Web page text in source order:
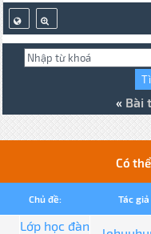
« Bài
Có
Chủ đề: Tác giả
Lớp học đàn